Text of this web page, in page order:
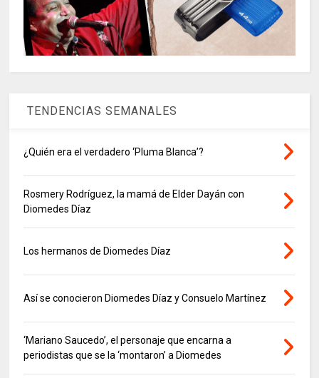
TENDENCIAS SEMANALES
¿Quién era el verdadero ‘Pluma Blanca’?
Rosmery Rodríguez, la mamá de Elder Dayán con
Diomedes Díaz
Los hermanos de Diomedes Díaz
Así se conocieron Diomedes Díaz y Consuelo Martínez
‘Mariano Saucedo’, el personaje que encarna a
periodistas que se la ‘montaron’ a Diomedes